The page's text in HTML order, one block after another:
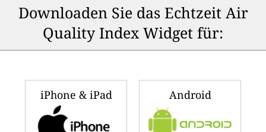
Downloaden Sie das Echtzeit Air
Quality Index Widget für:
iPhone & iPad Android